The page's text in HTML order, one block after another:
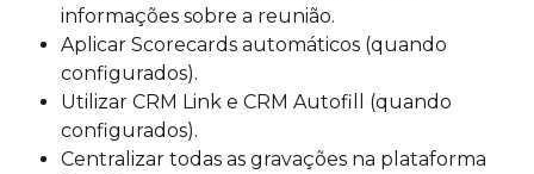
informações sobre a reunião.
Aplicar Scorecards automáticos (quando
configurados).
Utilizar CRM Link e CRM Autofill (quando
configurados).
Centralizar todas as gravações na plataforma